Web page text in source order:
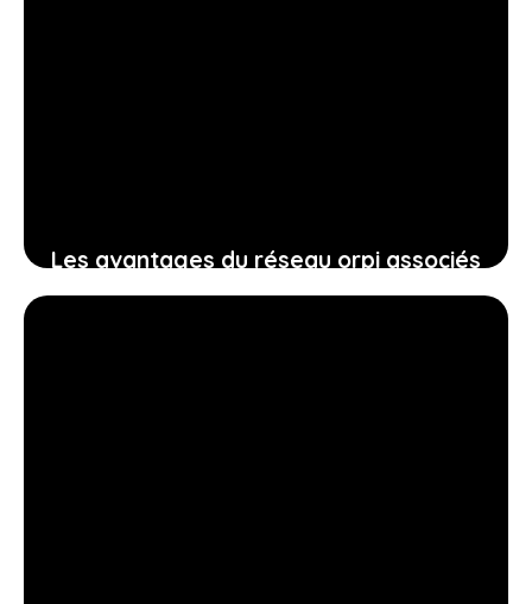
Les avantages du réseau orpi associés
à la proximité de l’immobilière de